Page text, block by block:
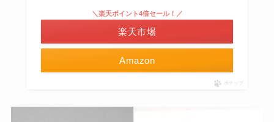
Amazon
＼楽天ポイント4倍セール！／
楽天市場
ポチップ